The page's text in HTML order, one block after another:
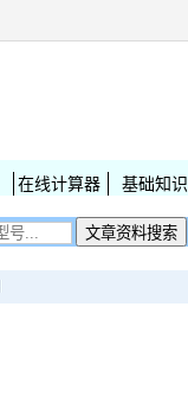
在线计算器 基础知识